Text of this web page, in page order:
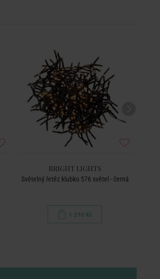
BRIGHT LIGHTS
Světelný řetěz klubko 576 světel - černá
1 290 Kč